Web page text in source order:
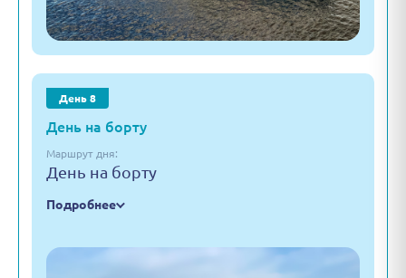
День 8
День на борту
Маршрут дня:
День на борту
Подробнее